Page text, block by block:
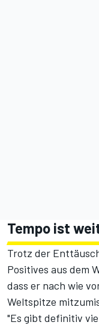
Tempo ist
Trotz der
Positives aus dem
dass er nach wie
Weltspitze
"Es gibt definitiv